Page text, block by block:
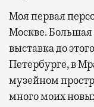
Моя первая
Москве.
выставка до
Петербурге, в
музейном
много моих